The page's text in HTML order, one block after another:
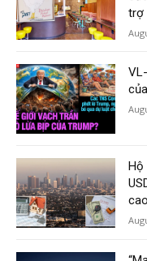
trợ
Hộ